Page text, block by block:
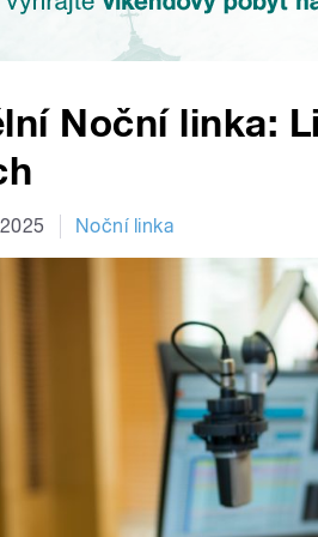
Noční linka:
Noční linka